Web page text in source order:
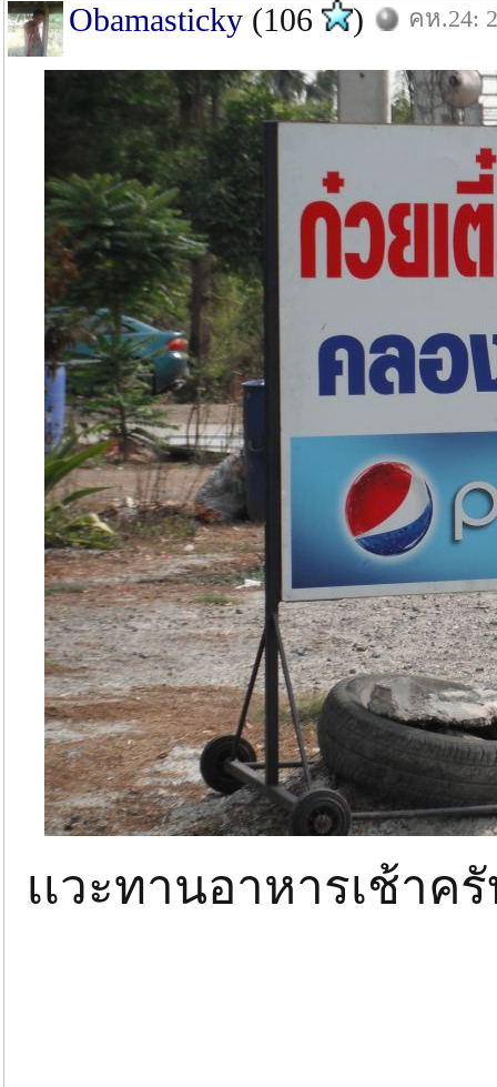
Obamasticky (106 ) คห.24:
เเวะทานอาหารเช้